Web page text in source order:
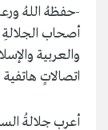
-حفظهُ اللهُ
أصحاب
والعربية
اتصالاتٍ
أعرب جلالةُ